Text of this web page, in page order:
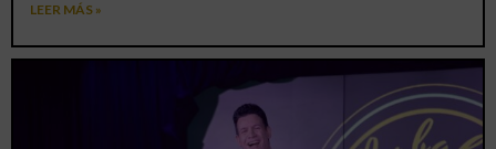
LEER MÁS »